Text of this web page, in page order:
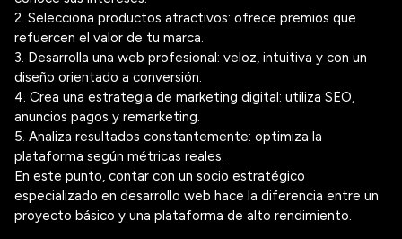
2. Selecciona productos atractivos: ofrece premios que
refuercen el valor de tu marca.
3. Desarrolla una web profesional: veloz, intuitiva y con un
diseño orientado a conversión.
4. Crea una estrategia de marketing digital: utiliza SEO,
anuncios pagos y remarketing
5. Analiza resultados constantemente: optimiza la
plataforma según métricas reales.
En este punto, contar con un socio estratégico
especializado en desarrollo web hace la diferencia entre un
proyecto básico y una plataforma de alto rendimiento.